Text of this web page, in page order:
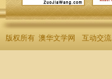
版权所有 澳华文学网 互动交流